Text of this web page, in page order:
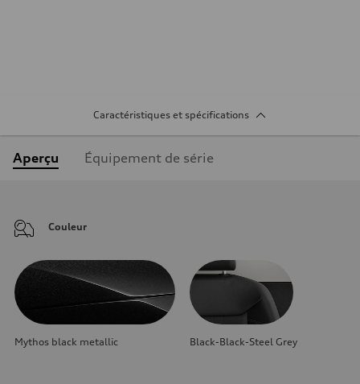
Caractéristiques et spécifications
Aperçu Équipement de série
Couleur
Mythos black metallic Black-Black-Steel Grey